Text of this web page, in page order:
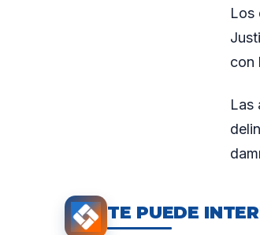
Los
con
Las
TE PUEDE